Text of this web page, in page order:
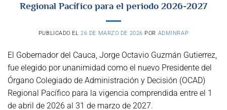
Regional Pacífico para el periodo 2026-2027
PUBLICADO EL26 DE MARZO DE 2026 POR ADMINRAP
El Gobernador del Cauca, Jorge Octavio Guzmán Gutierrez,
fue elegido por unanimidad como el nuevo Presidente del
Órgano Colegiado de Administración y Decisión (OCAD)
Regional Pacífico para la vigencia comprendida entre el 1
de abril de 2026 al 31 de marzo de 2027.